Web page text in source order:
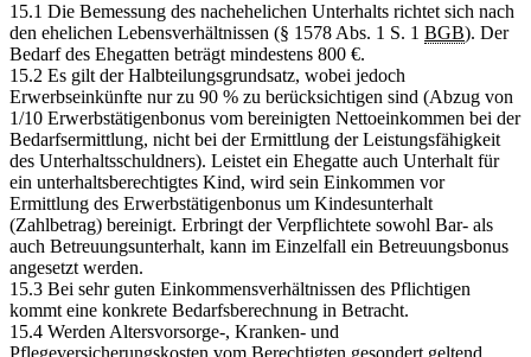
15.1 Die Bemessung des nachehelichen Unterhalts richtet sich nach
den ehelichen Lebensverhältnissen (§ 1578 Abs. 1 S. 1 BGB). Der
Bedarf des Ehegatten beträgt mindestens 800 €.
15.2 Es gilt der Halbteilungsgrundsatz, wobei jedoch
Erwerbseinkünfte nur zu 90 % zu berücksichtigen sind (Abzug von
1/10 Erwerbstätigenbonus vom bereinigten Nettoeinkommen bei der
Bedarfsermittlung, nicht bei der Ermittlung der Leistungsfähigkeit
des Unterhaltsschuldners). Leistet ein Ehegatte auch Unterhalt für
ein unterhaltsberechtigtes Kind, wird sein Einkommen vor
Ermittlung des Erwerbstätigenbonus um Kindesunterhalt
(Zahlbetrag) bereinigt. Erbringt der Verpflichtete sowohl Bar- als
auch Betreuungsunterhalt, kann im Einzelfall ein Betreuungsbonus
angesetzt werden.
15.3 Bei sehr guten Einkommensverhältnissen des Pflichtigen
kommt eine konkrete Bedarfsberechnung in Betracht.
15.4 Werden Altersvorsorge-, Kranken- und